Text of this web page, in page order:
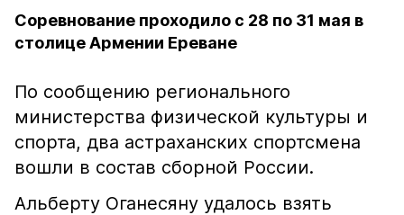
Соревнование проходило с 28 по 31 мая в
столице Армении Ереване
По сообщению регионального
министерства физической культуры и
спорта, два астраханских спортсмена
вошли в состав сборной России.
Альберту Оганесяну удалось взять